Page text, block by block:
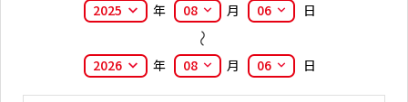
2025 年 08 月 06 日
2026 年 08 月 06 日